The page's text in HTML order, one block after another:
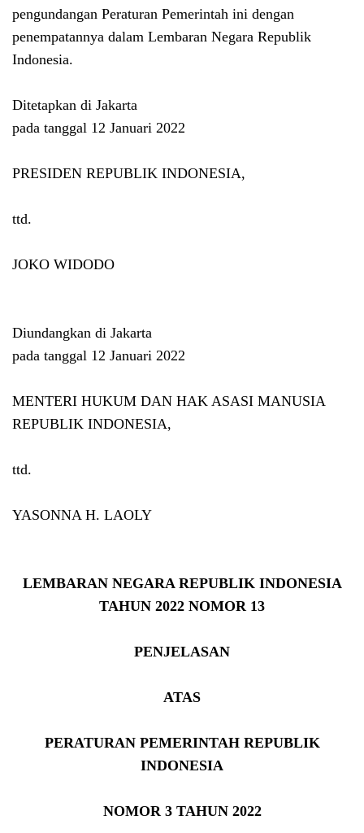
pengundangan Peraturan Pemerintah ini dengan
penempatannya dalam Lembaran Negara Republik
Indonesia.
Ditetapkan di Jakarta
pada tanggal 12 Januari 2022
PRESIDEN REPUBLIK INDONESIA,
ttd.
JOKO WIDODO
Diundangkan di Jakarta
pada tanggal 12 Januari 2022
MENTERI HUKUM DAN HAK ASASI MANUSIA
REPUBLIK INDONESIA,
ttd.
YASONNA H. LAOLY
LEMBARAN NEGARA REPUBLIK INDONESIA
TAHUN 2022 NOMOR 13
PENJELASAN
ATAS
PERATURAN PEMERINTAH REPUBLIK
INDONESIA
NOMOR 3 TAHUN 2022